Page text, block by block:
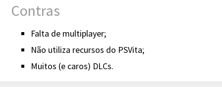
Contras
Falta de multiplayer;
Não utiliza recursos do PSVita;
Muitos (e caros) DLCs.